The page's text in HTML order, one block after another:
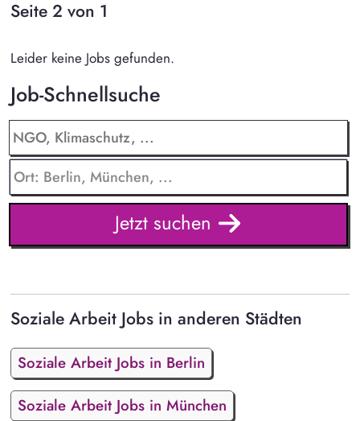
Seite 2 von 1
Leider keine Jobs gefunden.
Job-Schnellsuche
Jetzt suchen
Soziale Arbeit Jobs in anderen Städten
Soziale Arbeit Jobs in Berlin
Soziale Arbeit Jobs in München